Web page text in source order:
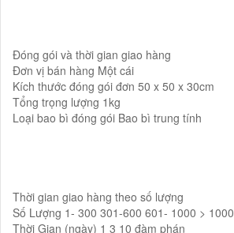
Đóng gói và thời gian giao hàng
Đơn vị bán hàng Một cái
Kích thước đóng gói đơn 50 x 50 x 30cm
Tổng trọng lượng 1kg
Loại bao bì đóng gói Bao bì trung tính
Thời gian giao hàng theo số lượng
Số Lượng 1- 300 301-600 601- 1000 > 1000
Thời Gian (ngày) 1 3 10 đàm phán